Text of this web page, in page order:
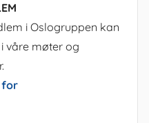
i Oslogruppen kan
våre møter og
for